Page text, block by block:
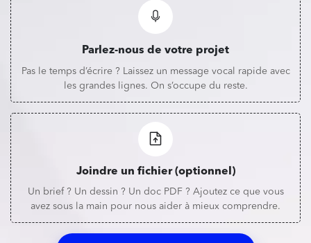
Parlez-nous de votre projet
Pas le temps d’écrire ? Laissez un message vocal rapide avec
les grandes lignes. On s’occupe du reste.
Joindre un fichier (optionnel)
Un brief ? Un dessin ? Un doc PDF ? Ajoutez ce que vous
avez sous la main pour nous aider à mieux comprendre.